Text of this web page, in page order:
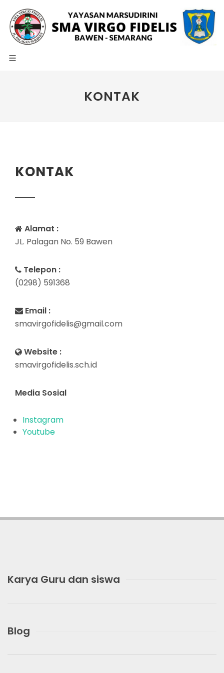
KONTAK
KONTAK
Alamat :
JL. Palagan No. 59 Bawen
Telepon :
(0298) 591368
Email :
smavirgofidelis@gmail.com
Website :
smavirgofidelis.sch.id
Media Sosial
Instagram
Youtube
Karya Guru dan siswa
Blog